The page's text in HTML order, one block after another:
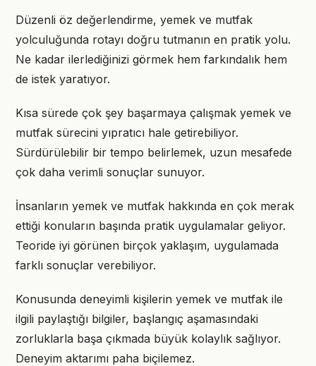
Düzenli öz değerlendirme, yemek ve mutfak
yolculuğunda rotayı doğru tutmanın en pratik yolu.
Ne kadar ilerlediğinizi görmek hem farkındalık hem
de istek yaratıyor.
Kısa sürede çok şey başarmaya çalışmak yemek ve
mutfak sürecini yıpratıcı hale getirebiliyor.
Sürdürülebilir bir tempo belirlemek, uzun mesafede
çok daha verimli sonuçlar sunuyor.
İnsanların yemek ve mutfak hakkında en çok merak
ettiği konuların başında pratik uygulamalar geliyor.
Teoride iyi görünen birçok yaklaşım, uygulamada
farklı sonuçlar verebiliyor.
Konusunda deneyimli kişilerin yemek ve mutfak ile
ilgili paylaştığı bilgiler, başlangıç aşamasındaki
zorluklarla başa çıkmada büyük kolaylık sağlıyor.
Deneyim aktarımı paha biçilemez.